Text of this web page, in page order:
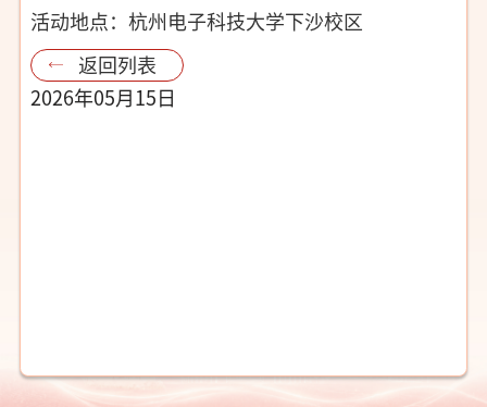
活动地点：杭州电子科技大学下沙校区
返回列表
2026年05月15日